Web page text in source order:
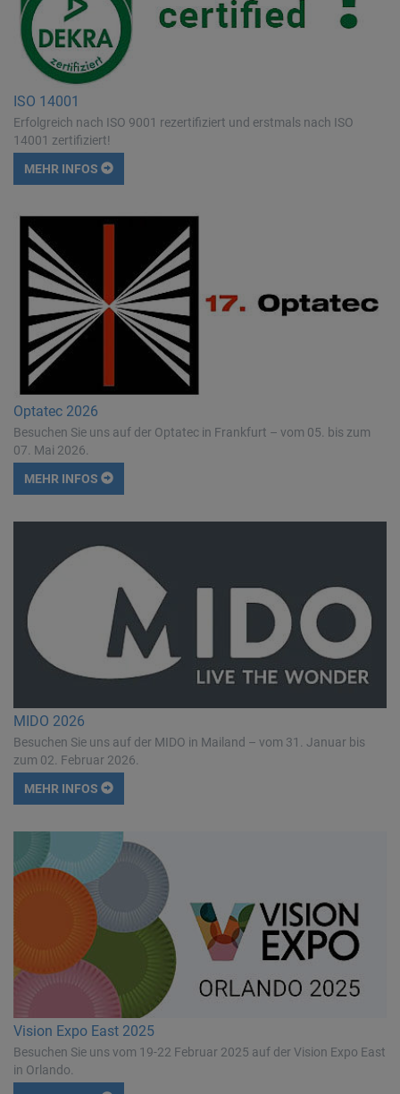
ISO 14001
Erfolgreich nach ISO 9001 rezertifiziert und erstmals nach ISO
14001 zertifiziert!
MEHR INFOS
Optatec 2026
Besuchen Sie uns auf der Optatec in Frankfurt – vom 05. bis zum
07. Mai 2026.
MEHR INFOS
MIDO 2026
Besuchen Sie uns auf der MIDO in Mailand – vom 31. Januar bis
zum 02. Februar 2026.
MEHR INFOS
Vision Expo East 2025
Besuchen Sie uns vom 19-22 Februar 2025 auf der Vision Expo East
in Orlando.